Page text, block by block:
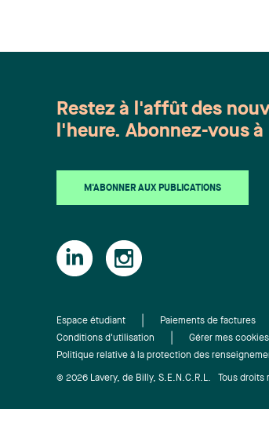
Restez à l'affût des
l'heure. Abonnez-vous
M'ABONNER AUX PUBLICATIONS
Espace étudiant Paiements de factures
Conditions d'utilisation
Gérer mes cookies
Politique relative à la protection des
© 2026 Lavery, de Billy, S.E.N.C.R.L. Tous droits